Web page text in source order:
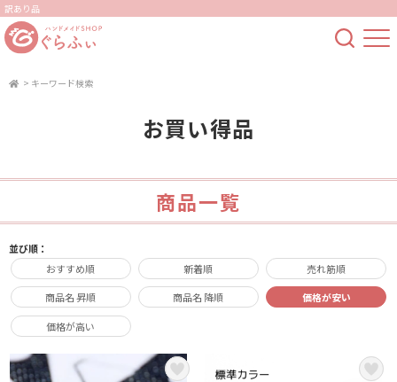
訳あり品
> キーワード検索
お買い得品
商品一覧
並び順：
おすすめ順
新着順 売れ筋順
商品名 昇順 商品名 降順 価格が安い
価格が高い